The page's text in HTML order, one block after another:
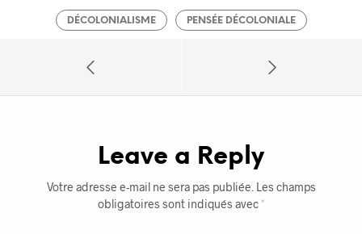
DÉCOLONIALISME PENSÉE DÉCOLONIALE
Leave a Reply
Votre adresse e-mail ne sera pas publiée. Les champs
obligatoires sont indiqués avec *